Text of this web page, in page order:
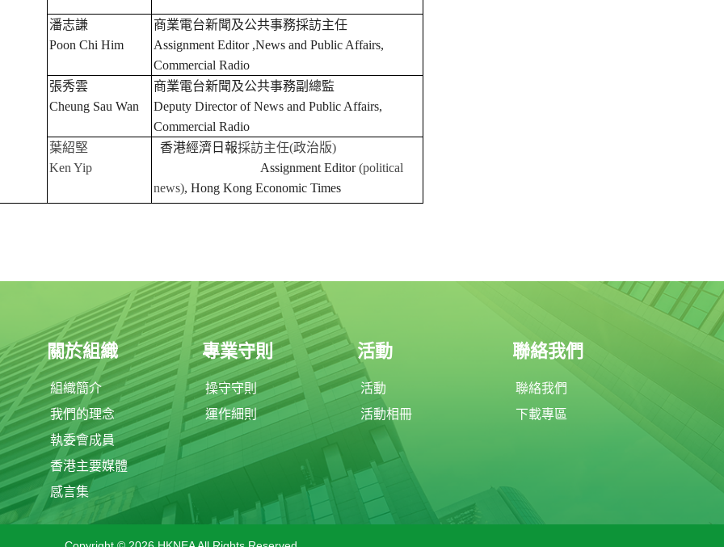
潘志謙
Poon Chi Him
商業電台新聞及公共事務採訪主任
Assignment Editor ,News and Public Affairs,
Commercial Radio
張秀雲
Cheung Sau Wan
商業電台新聞及公共事務副總監
Deputy Director of News and Public Affairs,
Commercial Radio
葉紹堅
Ken Yip
香港經濟日報採訪主任(政治版)
Assignment Editor(political
news), Hong Kong Economic Times
關於組織
組織簡介
我們的理念
執委會成員
香港主要媒體
感言集
專業守則
操守守則
運作細則
活動
活動
活動相冊
聯絡我們
聯絡我們
下載專區